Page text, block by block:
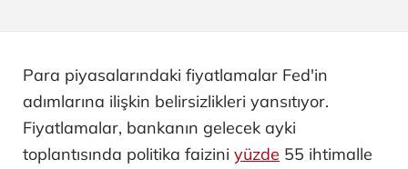
Para piyasalarındaki fiyatlamalar Fed'in
adımlarına ilişkin belirsizlikleri yansıtıyor.
Fiyatlamalar, bankanın gelecek ayki
toplantısında politika faizini yüzde 55 ihtimalle